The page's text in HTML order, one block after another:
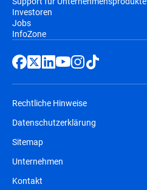
Investoren
Jobs
InfoZone
Rechtliche Hinweise
Datenschutzerklärung
Sitemap
Unternehmen
Kontakt